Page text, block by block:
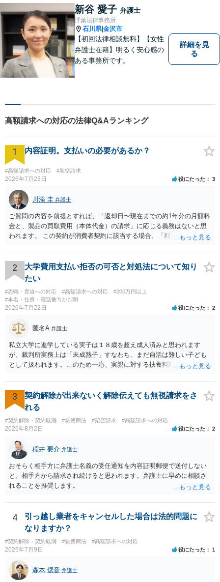
護士に話を聞いてもらうこと
でトラブル解決のきっかけを
つかむことができるかもしれ
ません。
新谷 愛子 弁護士
浮葉法律事務所
石川県|金沢市
【初回法律相談無料】【女性
弁護士在籍】明るく安心感の
ある事務所です。
詳細を見
る
高額請求への対応の法律Q&Aランキング
1 内容証明。支払いの必要があるか？
#高額請求への対応 #架空請求
2026年7月23日 役にたった 3
川添 圭 弁護士
ご質問の内容を前提とすれば、「返却日〜現在までの約1年分の月額料
金と、製品の買取費用（本体代金）の請求」に応じる義務はないと思
われます。 この契約が消費者契約に該当する場合、「利用料金の未納
も不当条項として無効になると解されます（消費者契約法10条）。消
費者契約に該当しない場合でも、ご質問の記載を前提とすればそのよ
うな条項は存在しないので請求自体が不当ということになります。 メ
ールでのやり取りも証拠になりますので、あなたとしては、毅然と請
求を拒絶することを伝えるべきでしょう（ただし未納料金があること
に争いがない場合には未納料金は支払う必要があるかもしれませ
訴訟で解決するのが一番ですが、相手方が遠方である場合は遠方の裁
判所で提訴される可能性もありますので、（費用はかかってしまいま
すが）弁護士へ依頼して正式な拒絶回答を送ることも検討した方がよ
いかもしれません。
2
大学費用支払い拒否の可否と対処法について知り
たい
#恐喝・脅迫への対応 #高額請求への対応
#200万円以上
#本名・住所・電話番号が判明
2026年7月22日 役にたった 2
匿名A 弁護士
私立大学に進学している実子は１８歳を超え成人済みと思われます
が、裁判所実務上は「未成熟子」すなわち、まだ自活は難しい子ども
として扱われます。このため一応、実親に対する扶養料請求として法
者宛に養育費を支払っており、当該養育費は実子の進学費用の趣旨も
一部含まれています。また、私立大学進学について貴殿が了解したわ
けではないという事情も存在します。 こうした場合には、支払を拒ん
だとしても学費の請求が裁判所によって強制される可能性は低いとい
えます。 以上整理したとおり、貴殿の事情を説明し支払えないと実子
に伝えるのが良い対処法と思います。
3
契約解除が出来ないく解除伝えても無視請求をさ
れる
#契約解除・契約取消 #悪徳商法 #架空請求 #高額請求への対応
2026年8月2日 役にたった 2
稲井 要介 弁護士
おそらく相手方に弁護士名義の受任通知を内容証明郵便で送付しない
と、相手方から請求され続けると思われます。弁護士に早めに相談さ
れることを推奨します。
4
引っ越し業者をキャンセルした場合は法的問題に
なりますか？
#契約解除・契約取消 #悪徳商法 #高額請求への対応
2026年7月9日 役にたった 1
森本 偲音 弁護士